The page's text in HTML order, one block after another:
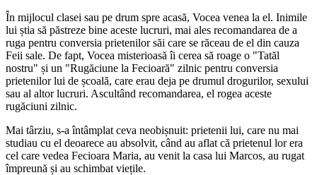
În mijlocul clasei sau pe drum spre acasă, Vocea venea la el. Inimile
lui știa să păstreze bine aceste lucruri, mai ales recomandarea de a
ruga pentru conversia prietenilor săi care se răceau de el din cauza
Feii sale. De fapt, Vocea misterioasă îi cerea să roage o "Tatăl
nostru" și un "Rugăciune la Fecioară" zilnic pentru conversia
prietenilor lui de școală, care erau deja pe drumul drogurilor, sexului
sau al altor lucruri. Ascultând recomandarea, el rogea aceste
rugăciuni zilnic.
Mai târziu, s-a întâmplat ceva neobișnuit: prietenii lui, care nu mai
studiau cu el deoarece au absolvit, când au aflat că prietenul lor era
cel care vedea Fecioara Maria, au venit la casa lui Marcos, au rugat
împreună și au schimbat viețile.